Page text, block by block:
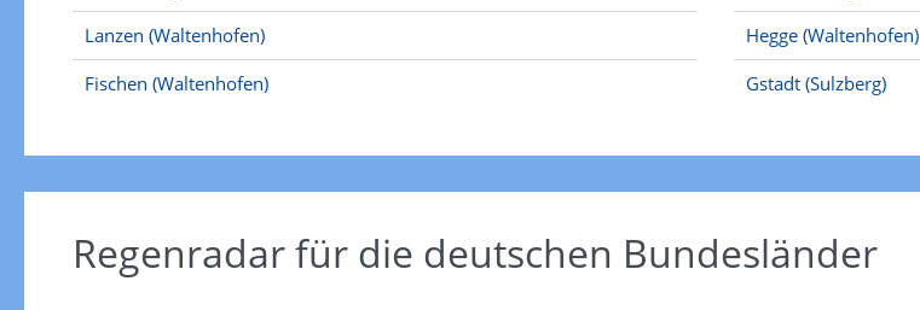
Lanzen (Waltenhofen)
Fischen (Waltenhofen)
Hegge (Waltenhofen)
Gstadt (Sulzberg)
Regenradar für die deutschen Bundesländer